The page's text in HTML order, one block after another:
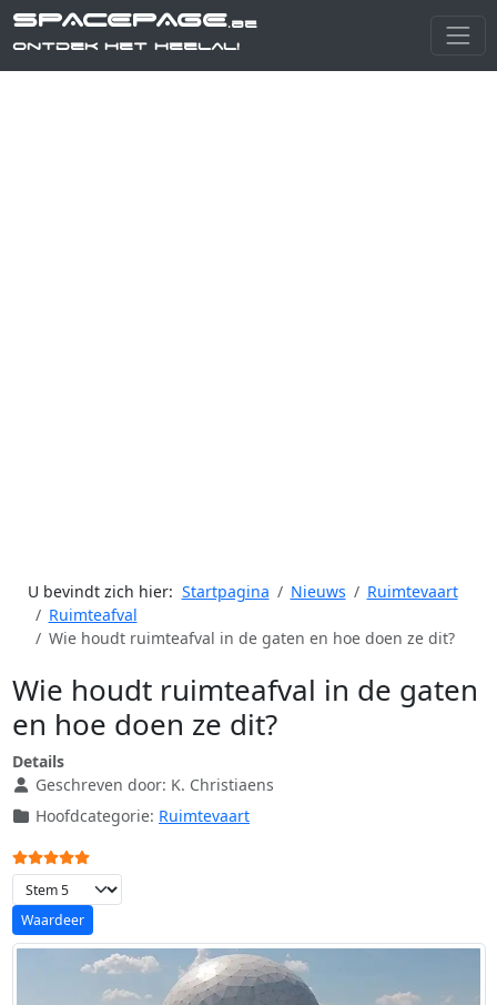
SPACEPAGE.be
Ontdek het heelal!
U bevindt zich hier: Startpagina Nieuws
Ruimtevaart
Ruimteafval
Wie houdt ruimteafval in de gaten en hoe doen ze dit?
Wie houdt ruimteafval in de gaten
en hoe doen ze dit?
Details
Geschreven door: K. Christiaens
Hoofdcategorie: Ruimtevaart
Gebruikerswaardering:
Voeg waardering toe